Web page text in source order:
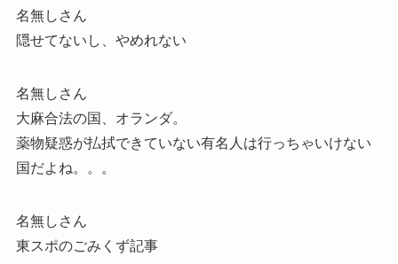
名無しさん
隠せてないし、やめれない
名無しさん
大麻合法の国、オランダ。
薬物疑惑が払拭できていない有名人は行っちゃいけない
国だよね。。。
名無しさん
東スポのごみくず記事